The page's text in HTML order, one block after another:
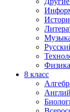
8 класс